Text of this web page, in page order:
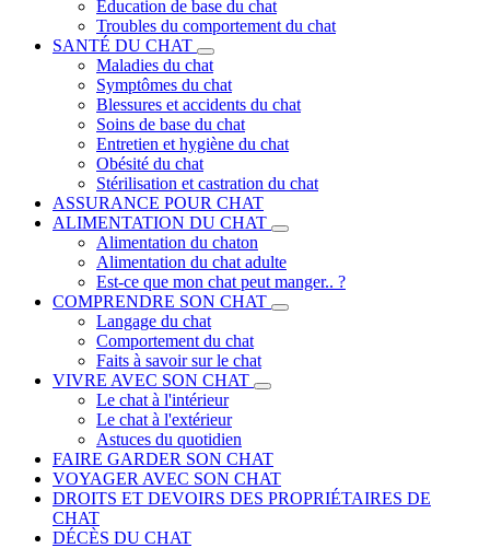
Education de base du chat
Troubles du comportement du chat
SANTÉ DU CHAT
Maladies du chat
Symptômes du chat
Blessures et accidents du chat
Soins de base du chat
Entretien et hygiène du chat
Obésité du chat
Stérilisation et castration du chat
ASSURANCE POUR CHAT
ALIMENTATION DU CHAT
Alimentation du chaton
Alimentation du chat adulte
Est-ce que mon chat peut manger.. ?
COMPRENDRE SON CHAT
Langage du chat
Comportement du chat
Faits à savoir sur le chat
VIVRE AVEC SON CHAT
Le chat à l'intérieur
Le chat à l'extérieur
Astuces du quotidien
FAIRE GARDER SON CHAT
VOYAGER AVEC SON CHAT
DROITS ET DEVOIRS DES PROPRIÉTAIRES DE
CHAT
DÉCÈS DU CHAT